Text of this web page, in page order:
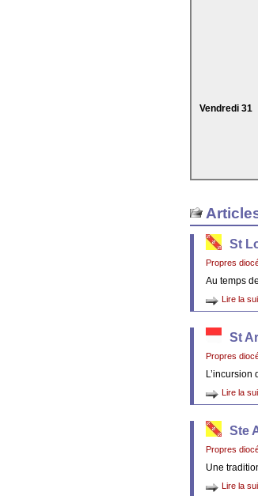
Vendredi 31
St
Propres
Au temps
Lire la
St
Propres
Lire la
Ste
Propres
Une
Lire la